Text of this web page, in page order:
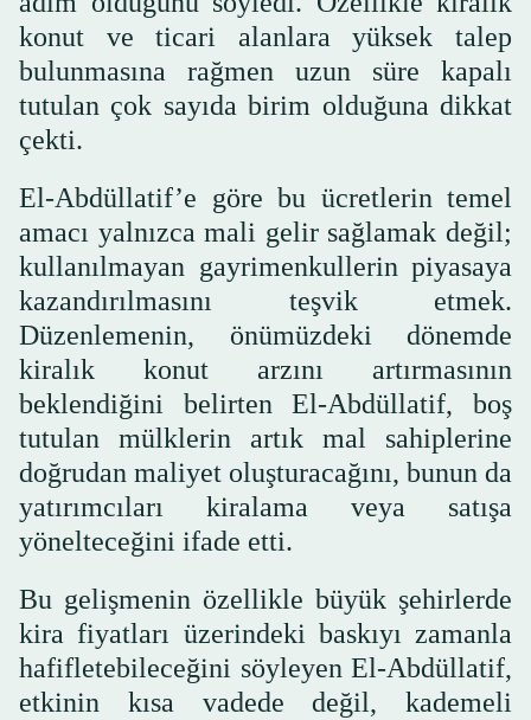
konut ve ticari alanlara yüksek talep
bulunmasına rağmen uzun süre kapalı
tutulan çok sayıda birim olduğuna dikkat
çekti.
El-Abdüllatif’e göre bu ücretlerin temel
amacı yalnızca mali gelir sağlamak değil;
kullanılmayan gayrimenkullerin piyasaya
kazandırılmasını teşvik etmek.
Düzenlemenin, önümüzdeki dönemde
kiralık konut arzını artırmasının
beklendiğini belirten El-Abdüllatif, boş
tutulan mülklerin artık mal sahiplerine
doğrudan maliyet oluşturacağını, bunun da
yatırımcıları kiralama veya satışa
yönelteceğini ifade etti.
Bu gelişmenin özellikle büyük şehirlerde
kira fiyatları üzerindeki baskıyı zamanla
hafifletebileceğini söyleyen El-Abdüllatif,
etkinin kısa vadede değil, kademeli